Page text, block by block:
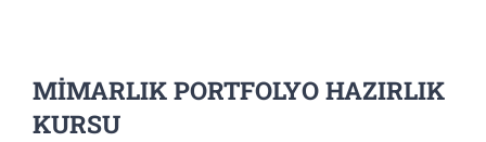
MİMARLIK PORTFOLYO HAZIRLIK
KURSU